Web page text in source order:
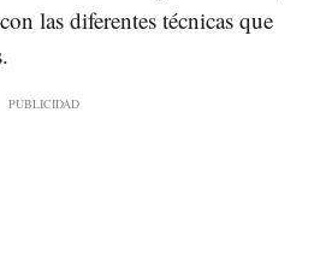
las diferentes técnicas que